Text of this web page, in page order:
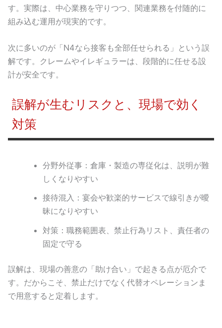
す。実際は、中心業務を守りつつ、関連業務を付随的に
組み込む運用が現実的です。
次に多いのが「N4なら接客も全部任せられる」という誤
解です。クレームやイレギュラーは、段階的に任せる設
計が安全です。
誤解が生むリスクと、現場で効く
対策
分野外従事：倉庫・製造の専従化は、説明が難
しくなりやすい
接待混入：宴会や歓楽的サービスで線引きが曖
昧になりやすい
対策：職務範囲表、禁止行為リスト、責任者の
固定で守る
誤解は、現場の善意の「助け合い」で起きる点が厄介で
す。だからこそ、禁止だけでなく代替オペレーションま
で用意すると定着します。